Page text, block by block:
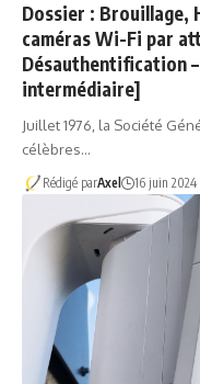
Dossier : Brouillage,
caméras Wi-Fi par
Désauthentification
intermédiaire]
Juillet 1976, la Société
célèbres…
Rédigé parAxel 16 juin 2024